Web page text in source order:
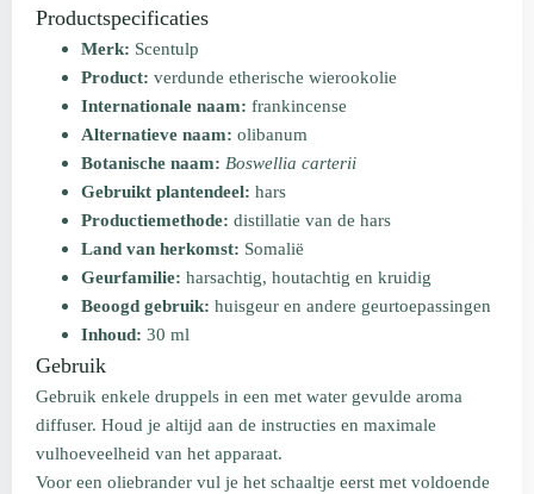
Productspecificaties
Merk: Scentulp
Product: verdunde etherische wierookolie
Internationale naam: frankincense
Alternatieve naam: olibanum
Botanische naam: Boswellia carterii
Gebruikt plantendeel: hars
Productiemethode: distillatie van de hars
Land van herkomst: Somalië
Geurfamilie: harsachtig, houtachtig en kruidig
Beoogd gebruik: huisgeur en andere geurtoepassingen
Inhoud: 30 ml
Gebruik
Gebruik enkele druppels in een met water gevulde aroma
diffuser. Houd je altijd aan de instructies en maximale
vulhoeveelheid van het apparaat.
Voor een oliebrander vul je het schaaltje eerst met voldoende